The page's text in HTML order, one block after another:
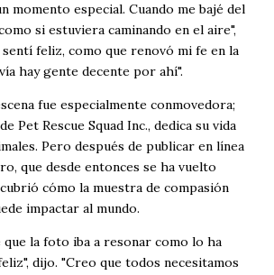
momento especial. Cuando me bajé del
si estuviera caminando en el aire",
feliz, como que renovó mi fe en la
hay gente decente por ahí".
fue especialmente conmovedora;
Pet Rescue Squad Inc., dedica su vida
Pero después de publicar en línea
que desde entonces se ha vuelto
cómo la muestra de compasión
impactar al mundo.
que la foto iba a resonar como lo ha
dijo. "Creo que todos necesitamos